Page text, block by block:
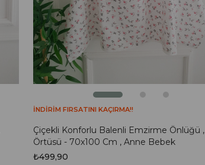
Çiçekli Konforlu Balenli Emzirme Önlüğü ,
Örtüsü - 70x100 Cm , Anne Bebek
₺499,90
İNDİRİM FIRSATINI KAÇIRMA!!